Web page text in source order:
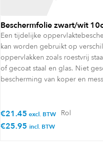
Beschermfolie zwart/wit
Een tijdelijke
kan worden gebruikt op
oppervlakken zoals roestvrij
of gecoat staal en glas. Niet
bescherming van koper en
€21.45 excl. BTW
€25.95 incl. BTW
Rol